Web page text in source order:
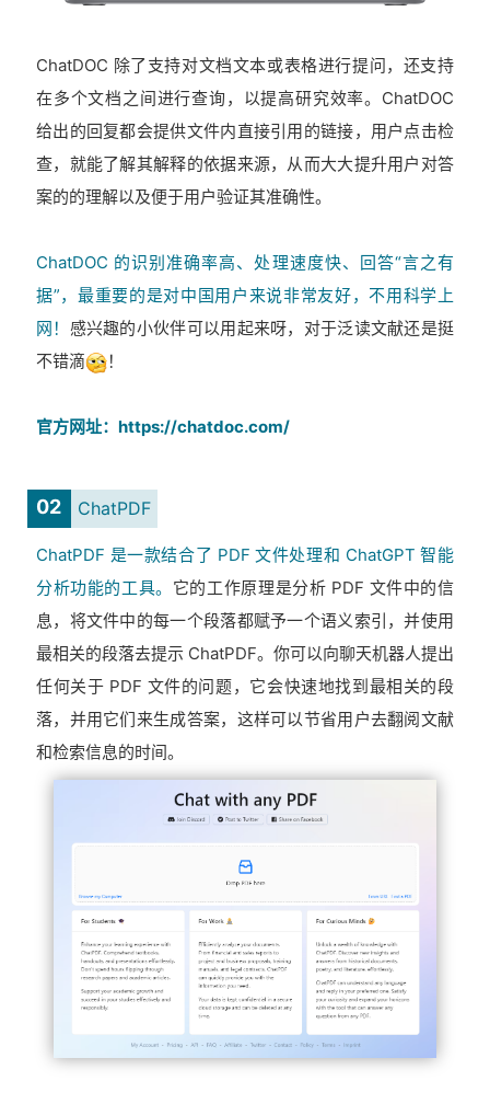
ChatDOC 除了支持对文档文本或表格进行提问，还支持
在多个文档之间进行查询，以提高研究效率。ChatDOC
给出的回复都会提供文件内直接引用的链接，用户点击检
查，就能了解其解释的依据来源，从而大大提升用户对答
案的的理解以及便于用户验证其准确性。
ChatDOC 的识别准确率高、处理速度快、回答“言之有
据”，最重要的是对中国用户来说非常友好，不用科学上
网！ 感兴趣的小伙伴可以用起来呀，对于泛读文献还是挺
不错滴
！
官方网址：https://chatdoc.com/
02 ChatPDF
ChatPDF 是一款结合了 PDF 文件处理和 ChatGPT 智能
分析功能的工具。 它的工作原理是分析 PDF 文件中的信
息，将文件中的每一个段落都赋予一个语义索引，并使用
最相关的段落去提示 ChatPDF。你可以向聊天机器人提出
任何关于 PDF 文件的问题，它会快速地找到最相关的段
落，并用它们来生成答案，这样可以节省用户去翻阅文献
和检索信息的时间。